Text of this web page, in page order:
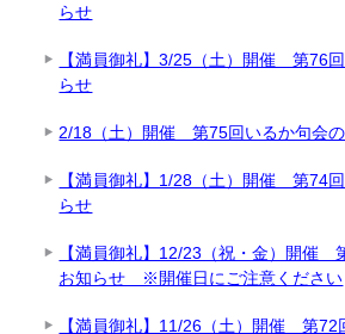
らせ
【満員御礼】3/25（土）開催 第76
らせ
2/18（土）開催 第75回いるか句会
【満員御礼】1/28（土）開催 第74
らせ
【満員御礼】12/23（祝・金）開催
お知らせ ※開催日にご注意ください
【満員御礼】11/26（土）開催 第72